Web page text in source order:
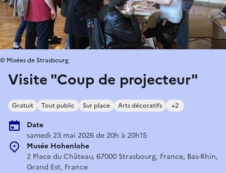
Visite "Coup de projecteur"
Gratuit Tout public Sur place Arts décoratifs +2
Date
samedi 23 mai 2026 de 20h à 20h15
Musée Hohenlohe
2 Place du Château, 67000 Strasbourg, France, Bas-Rhin,
Grand Est, France
© Misées de Strasbourg